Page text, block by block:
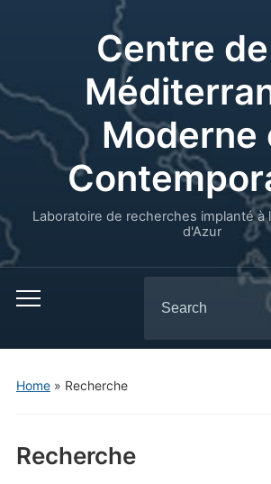
Centre
Moderne
Laboratoire de recherches implanté à
d'Azur
for:
Home» Recherche
Recherche